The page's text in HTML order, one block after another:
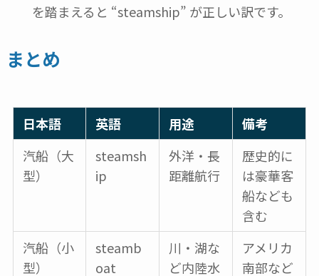
を踏まえると “steamship” が正しい訳です。
まとめ
日本語 英語 用途
備考
汽船（大
型）
steamsh
ip
外洋・長
距離航行
歴史的に
は豪華客
船なども
含む
汽船（小
型）
steamb
oat
川・湖な
ど内陸水
アメリカ
南部など